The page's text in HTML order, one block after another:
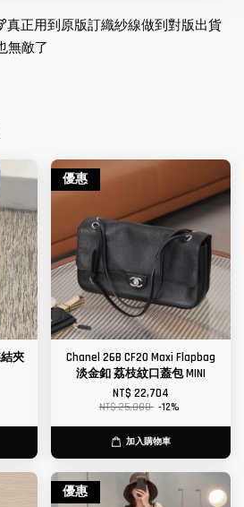
正用到原版訂織紗線做到對版出貨
無敵了
夾
優惠
Chanel 26B CF20 Maxi Flapbag
淡金釦 荔枝紋口蓋包 MINI
NT$ 22,704
NT$ 25,800 -12%
加入購物車
優惠